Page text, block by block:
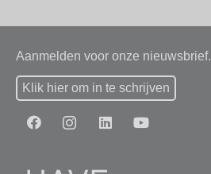
Aanmelden voor onze nieuwsbrief.
Klik hier om in te schrijven